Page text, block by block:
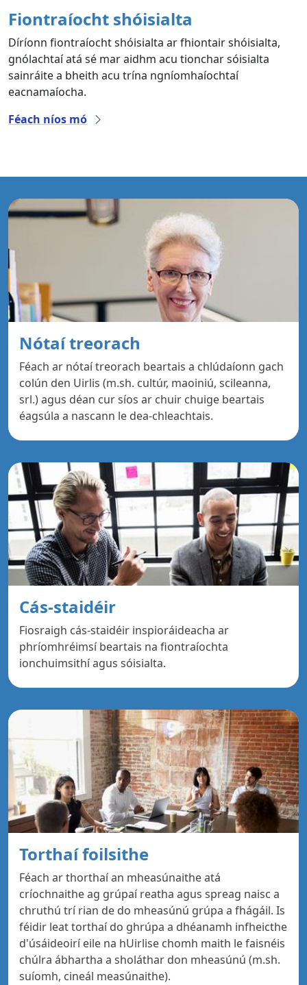
Fiontraíocht shóisialta
Díríonn fiontraíocht shóisialta ar fhiontair shóisialta,
gnólachtaí atá sé mar aidhm acu tionchar sóisialta
sainráite a bheith acu trína ngníomhaíochtaí
eacnamaíocha.
Féach níos mó
Nótaí treorach
Féach ar nótaí treorach beartais a chlúdaíonn gach
colún den Uirlis (m.sh. cultúr, maoiniú, scileanna,
srl.) agus déan cur síos ar chuir chuige beartais
éagsúla a nascann le dea-chleachtais.
Cás-staidéir
Fiosraigh cás-staidéir inspioráideacha ar
phríomhréimsí beartais na fiontraíochta
ionchuimsithí agus sóisialta.
Torthaí foilsithe
Féach ar thorthaí an mheasúnaithe atá
críochnaithe ag grúpaí reatha agus spreag naisc a
chruthú trí rian de do mheasúnú grúpa a fhágáil. Is
féidir leat torthaí do ghrúpa a dhéanamh infheicthe
d'úsáideoirí eile na hUirlise chomh maith le faisnéis
chúlra ábhartha a sholáthar don mheasúnú (m.sh.
suíomh, cineál measúnaithe).